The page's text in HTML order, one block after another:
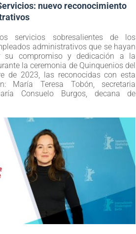
nuevo reconocimiento
servicios sobresalientes de los
administrativos que se hayan
su compromiso y dedicación a la
la ceremonia de Quinquenios del
de 2023, las reconocidas con esta
María Teresa Tobón, secretaria
Consuelo Burgos, decana de